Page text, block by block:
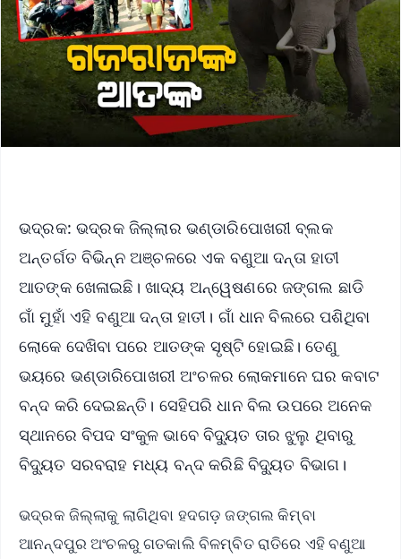
ଭଦ୍ରକ: ଭଦ୍ରକ ଜିଲ୍ଲାର ଭଣ୍ଡାରିପୋଖରୀ ବ୍ଲକ
ଅନ୍ତର୍ଗତ ବିଭିନ୍ନ ଅଞ୍ଚଳରେ ଏକ ବଣୁଆ ଦନ୍ତା ହାତୀ
ଆତଙ୍କ ଖେଳାଇଛି। ଖାଦ୍ୟ ଅନ୍ୱେଷଣରେ ଜଙ୍ଗଲ ଛାଡି
ଗାଁ ମୁହାଁ ଏହି ବଣୁଆ ଦନ୍ତା ହାତୀ। ଗାଁ ଧାନ ବିଲରେ ପଶିଥିବା
ଲୋକେ ଦେଖିବା ପରେ ଆତଙ୍କ ସୃଷ୍ଟି ହୋଇଛି। ତେଣୁ
ଭୟରେ ଭଣ୍ଡାରିପୋଖରୀ ଅଂଚଳର ଲୋକମାନେ ଘର କବାଟ
ବନ୍ଦ କରି ଦେଇଛନ୍ତି। ସେହିପରି ଧାନ ବିଲ ଉପରେ ଅନେକ
ସ୍ଥାନରେ ବିପଦ ସଂକୁଳ ଭାବେ ବିଦ୍ୟୁତ ତାର ଝୁଲୁ ଥିବାରୁ
ବିଦ୍ୟୁତ ସରବରାହ ମଧ୍ୟ ବନ୍ଦ କରିଛି ବିଦ୍ୟୁତ ବିଭାଗ।
ଭଦ୍ରକ ଜିଲ୍ଲାକୁ ଲାଗିଥିବା ହଦଗଡ଼ ଜଙ୍ଗଲ କିମ୍ବା
ଆନନ୍ଦପୁର ଅଂଚଳରୁ ଗତକାଲି ବିଳମ୍ବିତ ରାତିରେ ଏହି ବଣୁଆ